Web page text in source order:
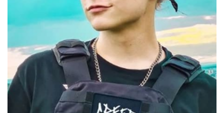
Videa
Sledujte prima+
Přihlášení